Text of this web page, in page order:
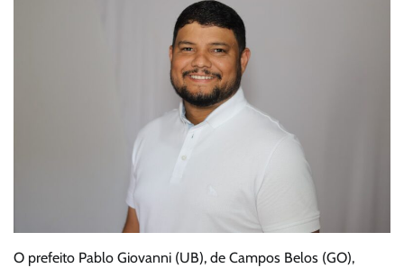
O prefeito Pablo Giovanni (UB), de Campos Belos (GO),